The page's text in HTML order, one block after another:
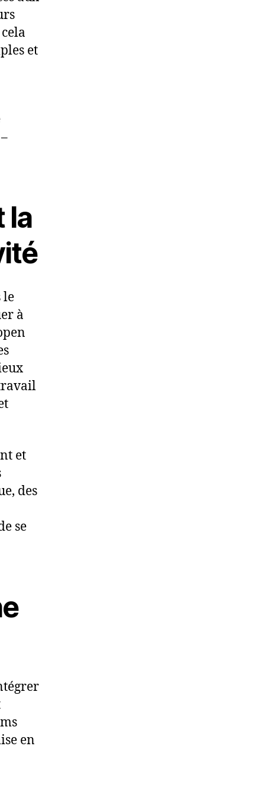
et
la
le
à
et
des
se
en